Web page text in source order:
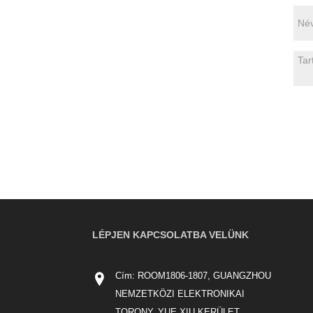
LÉPJEN KAPCSOLATBA VELÜNK
Cím: ROOM1806-1807, GUANGZHOU
NEMZETKÖZI ELEKTRONIKAI